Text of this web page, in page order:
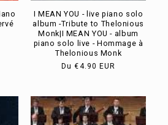
I MEAN YOU - live piano solo
album -Tribute to Thelonious
Monk|I MEAN YOU - album
piano solo live - Hommage à
Thelonious Monk
Prix
Du€4.90 EUR